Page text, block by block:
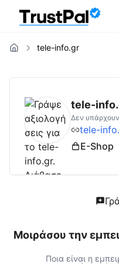
tele-info.gr
tele-info.gr
tele-
Δεν υπάρχουν
tele-
E-Shop
Μοιράσου την
Ποια είναι η